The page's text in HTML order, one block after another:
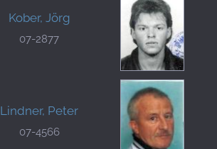
Kober, Jörg
07-2877
Lindner, Peter
07-4566